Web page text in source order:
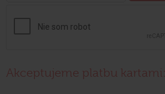
Akceptujeme platbu kartami: